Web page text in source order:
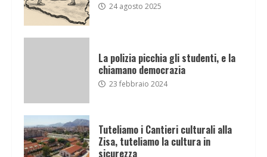
24 agosto 2025
La polizia picchia gli studenti, e la
chiamano democrazia
23 febbraio 2024
Tuteliamo i Cantieri culturali alla
Zisa, tuteliamo la cultura in
sicurezza